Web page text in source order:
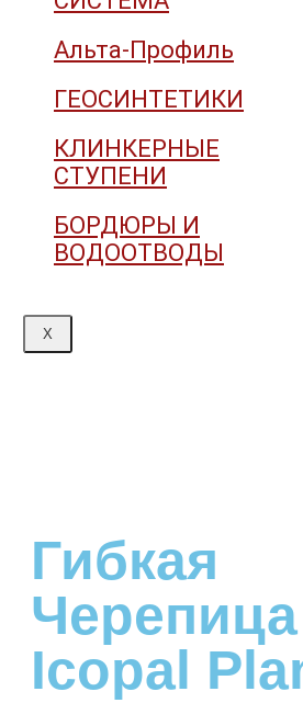
Альта-Профиль
ГЕОСИНТЕТИКИ
КЛИНКЕРНЫЕ
СТУПЕНИ
БОРДЮРЫ И
ВОДООТВОДЫ
X
Гибкая
Черепица
Icopal